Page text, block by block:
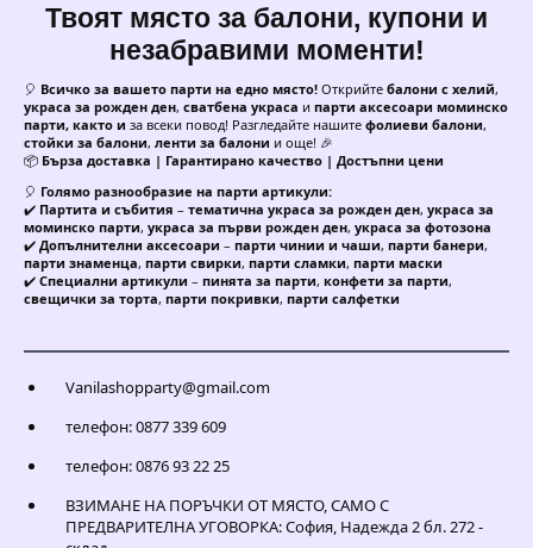
Твоят място за балони, купони и
незабравими моменти!
🎈 Всичко за вашето парти на едно място! Открийте балони с хелий,
украса за рожден ден, сватбена украса и парти аксесоари моминско
парти, както и за всеки повод! Разгледайте нашите фолиеви балони,
стойки за балони, ленти за балони и още! 🎉
📦 Бърза доставка | Гарантирано качество | Достъпни цени
🎈 Голямо разнообразие на парти артикули:
✔️ Партита и събития – тематична украса за рожден ден, украса за
моминско парти, украса за първи рожден ден, украса за фотозона
✔️ Допълнителни аксесоари – парти чинии и чаши, парти банери,
парти знаменца, парти свирки, парти сламки, парти маски
✔️ Специални артикули – пинята за парти, конфети за парти,
свещички за торта, парти покривки, парти салфетки
Vanilashopparty@gmail.com
телефон: 0877 339 609
телефон: 0876 93 22 25
ВЗИМАНЕ НА ПОРЪЧКИ ОТ МЯСТО, САМО С
ПРЕДВАРИТЕЛНА УГОВОРКА: София, Надежда 2 бл. 272 -